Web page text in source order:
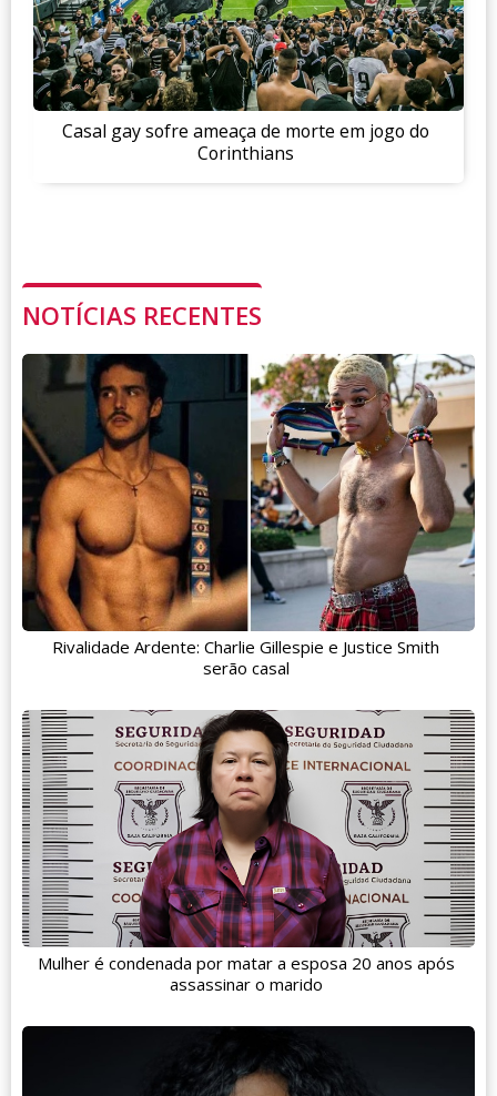
Casal gay sofre ameaça de morte em jogo do
Corinthians
NOTÍCIAS RECENTES
Rivalidade Ardente: Charlie Gillespie e Justice Smith
serão casal
Mulher é condenada por matar a esposa 20 anos após
assassinar o marido